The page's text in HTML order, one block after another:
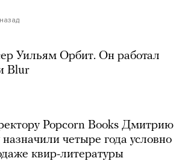
Уильям Орбит. Он работал
Blur
Popcorn Books Дмитрию
четыре года условно
квир-литературы